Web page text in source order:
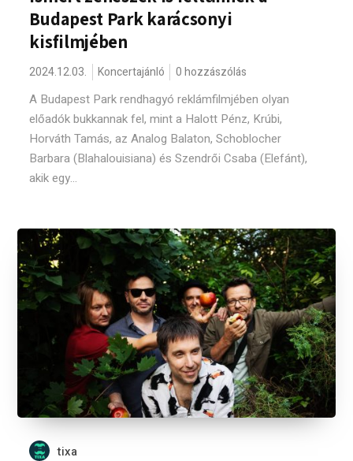
Budapest Park karácsonyi
kisfilmjében
2024.12.03. Koncertajánló 0 hozzászólás
A Budapest Park rendhagyó reklámfilmjében olyan
előadók bukkannak fel, mint a Halott Pénz, Krúbi,
Horváth Tamás, az Analog Balaton, Schoblocher
Barbara (Blahalouisiana) és Szendrői Csaba (Elefánt),
akik egy...
tixa